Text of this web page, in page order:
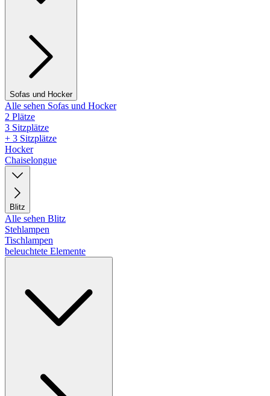
Sofas und Hocker
Alle sehen Sofas und Hocker
2 Plätze
3 Sitzplätze
+ 3 Sitzplätze
Hocker
Chaiselongue
Blitz
Alle sehen Blitz
Stehlampen
Tischlampen
beleuchtete Elemente